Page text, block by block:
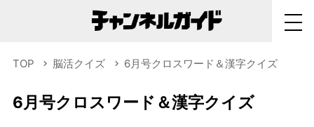
TOP 脳活クイズ 6月号クロスワード＆漢字クイズ
6月号クロスワード＆漢字クイズ